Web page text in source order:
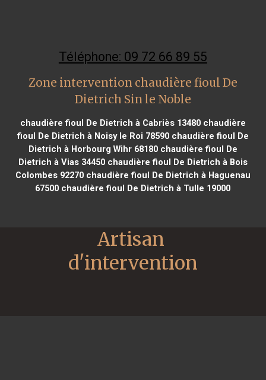
Téléphone: 09 72 66 89 55
Zone intervention chaudière fioul De
Dietrich Sin le Noble
chaudière fioul De Dietrich à Cabriès 13480chaudière
fioul De Dietrich à Noisy le Roi 78590chaudière fioul De
Dietrich à Horbourg Wihr 68180chaudière fioul De
Dietrich à Vias 34450chaudière fioul De Dietrich à Bois
Colombes 92270chaudière fioul De Dietrich à Haguenau
67500 chaudière fioul De Dietrich à Tulle 19000
Artisan
d'intervention